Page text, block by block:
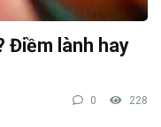
Điềm lành hay
0 228